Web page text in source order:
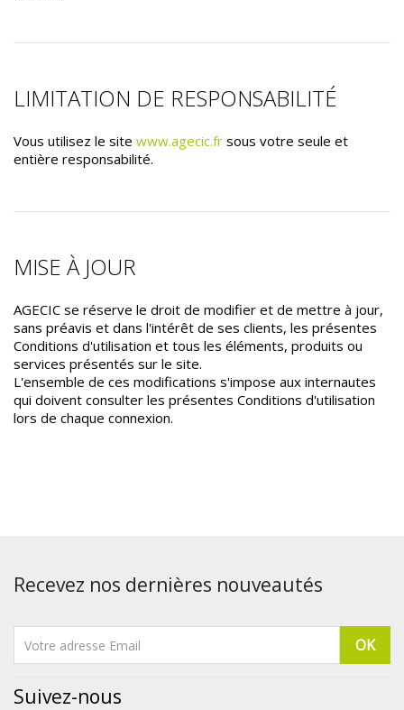
LIMITATION DE RESPONSABILITÉ
Vous utilisez le site www.agecic.fr sous votre seule et
entière responsabilité.
MISE À JOUR
AGECIC se réserve le droit de modifier et de mettre à jour,
sans préavis et dans l'intérêt de ses clients, les présentes
Conditions d'utilisation et tous les éléments, produits ou
services présentés sur le site.
L'ensemble de ces modifications s'impose aux internautes
qui doivent consulter les présentes Conditions d'utilisation
lors de chaque connexion.
Recevez nos dernières nouveautés
Suivez-nous